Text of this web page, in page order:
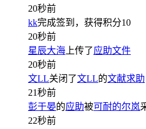
20秒前
kk完成签到，获得积分10
20秒前
星辰大海 上传了应助文件
20秒前
文LL关闭了文LL的文献求助
21秒前
彭于晏的应助被可耐的尔岚
22秒前